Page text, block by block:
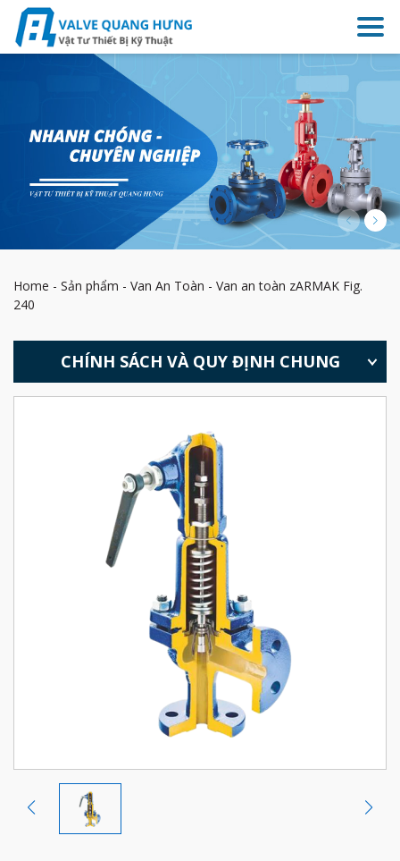
Home - Sản phẩm - Van An Toàn - Van an toàn zARMAK Fig.
240
CHÍNH SÁCH VÀ QUY ĐỊNH CHUNG
HƯỚNG DẪN MUA HÀNG
CHÍNH SÁCH ĐỔI TRẢ, HOÀN TIỀN
CHÍNH SÁCH BẢO HÀNH
CHÍNH SÁCH BẢO MẬT
CHÍNH SÁCH VẬN CHUYỂN VÀ GIAO NHẬN
ĐỐI TÁC CỦA CHÚNG TÔI